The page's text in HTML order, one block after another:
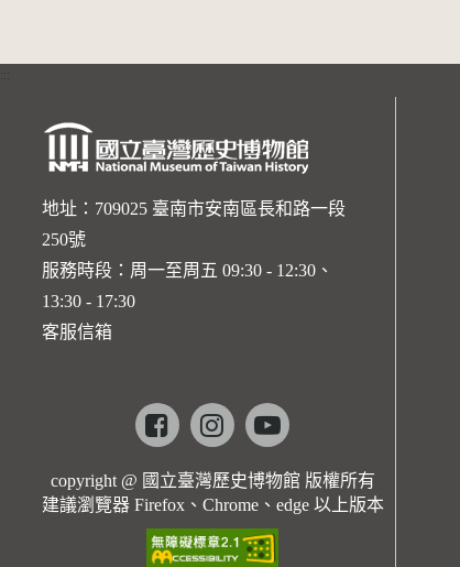
地址：709025 臺南市安南區長和路一段
250號
服務時段：周一至周五 09:30 - 12:30、
13:30 - 17:30
客服信箱
Facebookinstagramyoutube
copyright @ 國立臺灣歷史博物館 版權所有
建議瀏覽器 Firefox、Chrome、edge 以上版本